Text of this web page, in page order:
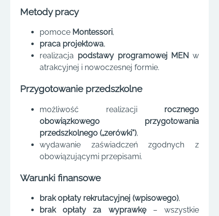
Metody pracy
pomoce Montessori,
praca projektowa,
realizacja podstawy programowej MEN w
atrakcyjnej i nowoczesnej formie.
Przygotowanie przedszkolne
możliwość realizacji rocznego
obowiązkowego przygotowania
przedszkolnego („zerówki”),
wydawanie zaświadczeń zgodnych z
obowiązującymi przepisami.
Warunki finansowe
brak opłaty rekrutacyjnej (wpisowego),
brak opłaty za wyprawkę– wszystkie